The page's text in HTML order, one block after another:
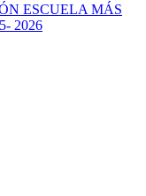
ESCUELA MÁS
2026